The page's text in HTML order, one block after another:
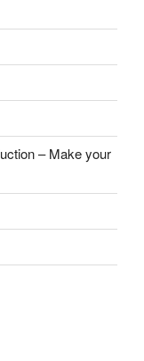
– Make your